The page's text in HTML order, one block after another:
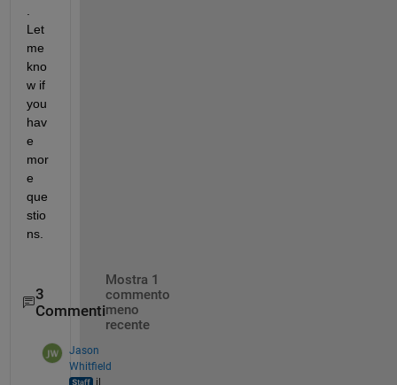
Let
me
kno
w if
you
hav
e
mor
e
que
stio
ns.
3
Commenti
Mostra 1
commento
meno
recente
Jason
Whitfield
il